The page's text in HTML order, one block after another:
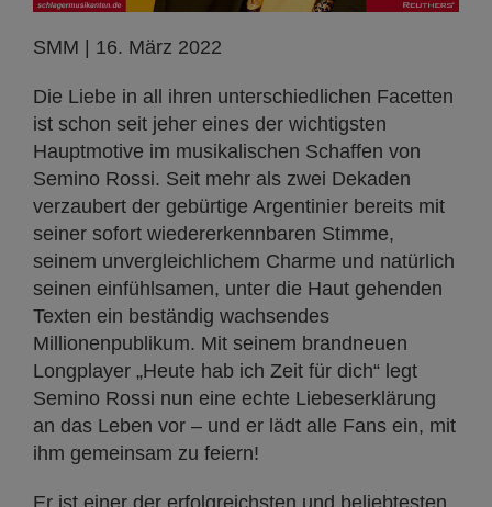
SMM | 16. März 2022
Die Liebe in all ihren unterschiedlichen Facetten
ist schon seit jeher eines der wichtigsten
Hauptmotive im musikalischen Schaffen von
Semino Rossi. Seit mehr als zwei Dekaden
verzaubert der gebürtige Argentinier bereits mit
seiner sofort wiedererkennbaren Stimme,
seinem unvergleichlichem Charme und natürlich
seinen einfühlsamen, unter die Haut gehenden
Texten ein beständig wachsendes
Millionenpublikum. Mit seinem brandneuen
Longplayer „Heute hab ich Zeit für dich“ legt
Semino Rossi nun eine echte Liebeserklärung
an das Leben vor – und er lädt alle Fans ein, mit
ihm gemeinsam zu feiern!
Er ist einer der erfolgreichsten und beliebtesten